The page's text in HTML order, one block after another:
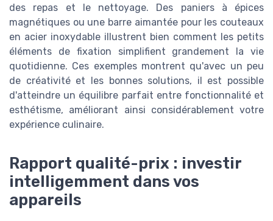
des repas et le nettoyage. Des paniers à épices
magnétiques ou une barre aimantée pour les couteaux
en acier inoxydable illustrent bien comment les petits
éléments de fixation simplifient grandement la vie
quotidienne. Ces exemples montrent qu'avec un peu
de créativité et les bonnes solutions, il est possible
d'atteindre un équilibre parfait entre fonctionnalité et
esthétisme, améliorant ainsi considérablement votre
expérience culinaire.
Rapport qualité-prix : investir
intelligemment dans vos
appareils